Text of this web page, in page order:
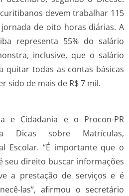
devem trabalhar 115
de oito horas diárias. A
representa 55% do salário
inclusive, que o salário
quitar todas as contas básicas
sido de mais de R$ 7 mil.
e Cidadania e o Procon-PR
Dicas sobre Matrículas,
Escolar. “É importante que o
seu direito buscar informações
a prestação de serviços e é
las”, afirmou o secretário